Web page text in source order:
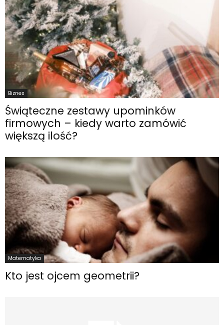
Biznes
Świąteczne zestawy upominków
firmowych – kiedy warto zamówić
większą ilość?
Matematyka
Kto jest ojcem geometrii?